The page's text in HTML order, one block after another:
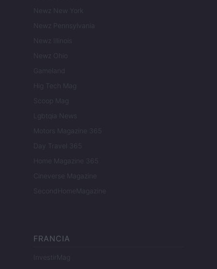
Newz New York
Newz Pennsylvania
Newz Illinois
Newz Ohio
Gameland
Hig Tech Mag
Scoop Mag
Lgbtqia News
Motors Magazine 365
Day Travel 365
Home Magazine 365
Cineverse Magazine
SecondHomeMagazine
FRANCIA
InvestirMag